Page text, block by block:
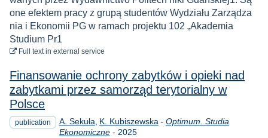
one efektem pracy z grupą studentów Wydziału Zarządza
nia i Ekonomii PG w ramach projektu 102 „Akademia
Studium Pr1
Full textto download
in external service
Finansowanie ochrony zabytków i opieki nad
zabytkami przez samorząd terytorialny w
Polsce
publication A. Sekuła K. Kubiszewska - Optimum. Studia
Ekonomiczne- Year
2025